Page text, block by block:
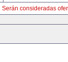
Serán consideradas